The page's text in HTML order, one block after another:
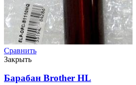
Сравнить
Закрыть
Барабан Brother HL